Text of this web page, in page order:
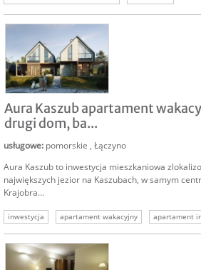
Aura Kaszub apartament
drugi dom, ba...
usługowe: pomorskie , Łączyno
Aura Kaszub to inwestycja mieszkaniowa
największych jezior na Kaszubach, w samym
Krajobra...
inwestycja apartament wakacyjny
apartament
condohotel aparthotel
condohotel aparthotel